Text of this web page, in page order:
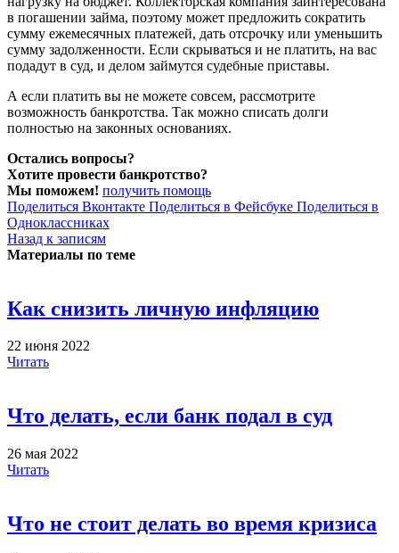
в погашении займа, поэтому может предложить сократить
сумму ежемесячных платежей, дать отсрочку или уменьшить
сумму задолженности. Если скрываться и не платить, на вас
подадут в суд, и делом займутся судебные приставы.
А если платить вы не можете совсем, рассмотрите
возможность банкротства. Так можно списать долги
полностью на законных основаниях.
Остались вопросы?
Хотите провести банкротство?
Мы поможем! получить помощь
Поделиться Вконтакте Поделиться в Фейсбуке Поделиться в
Одноклассниках
Назад к записям
Материалы по теме
Как снизить личную инфляцию
22 июня 2022
Читать
Что делать, если банк подал в суд
26 мая 2022
Читать
Что не стоит делать во время кризиса